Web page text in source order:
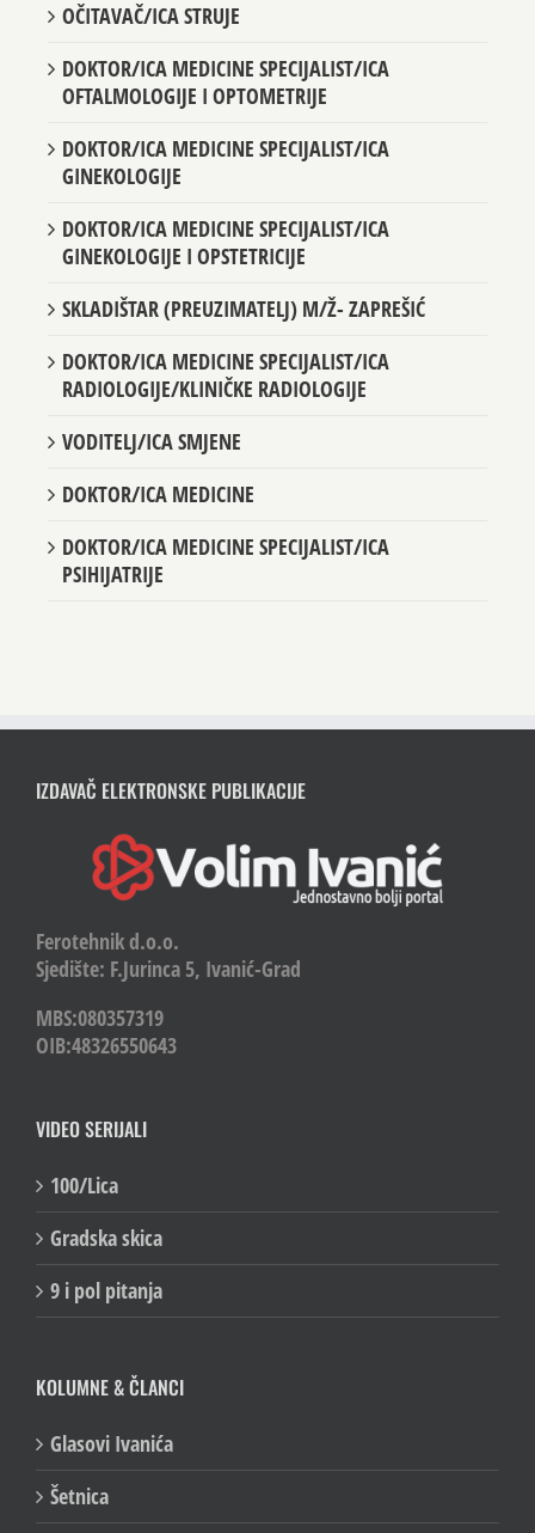
OČITAVAČ/ICA STRUJE
DOKTOR/ICA MEDICINE SPECIJALIST/ICA
OFTALMOLOGIJE I OPTOMETRIJE
DOKTOR/ICA MEDICINE SPECIJALIST/ICA
GINEKOLOGIJE
DOKTOR/ICA MEDICINE SPECIJALIST/ICA
GINEKOLOGIJE I OPSTETRICIJE
SKLADIŠTAR (PREUZIMATELJ) M/Ž- ZAPREŠIĆ
DOKTOR/ICA MEDICINE SPECIJALIST/ICA
RADIOLOGIJE/KLINIČKE RADIOLOGIJE
VODITELJ/ICA SMJENE
DOKTOR/ICA MEDICINE
DOKTOR/ICA MEDICINE SPECIJALIST/ICA
PSIHIJATRIJE
IZDAVAČ ELEKTRONSKE PUBLIKACIJE
Ferotehnik d.o.o.
Sjedište: F.Jurinca 5, Ivanić-Grad
MBS:080357319
OIB:48326550643
VIDEO SERIJALI
100/Lica
Gradska skica
9 i pol pitanja
KOLUMNE & ČLANCI
Glasovi Ivanića
Šetnica